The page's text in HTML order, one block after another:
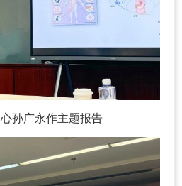
孙广永作主题报告